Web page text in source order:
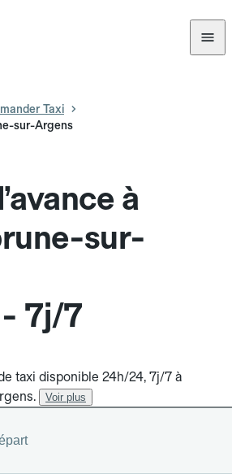
Taxi
sur-Argens
à
sur-
7j/7
taxi disponible 24h/24, 7j/7 à
Voir plus